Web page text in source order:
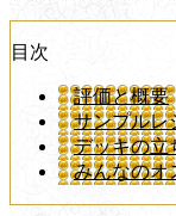
目次
評価と概要
サンプルレ
デッキの立
みんなのオ